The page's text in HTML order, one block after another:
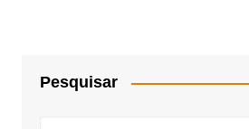
Pesquisar